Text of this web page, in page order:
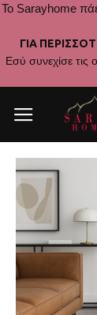
Το Sarayhome
ΓΙΑ
Εσύ συνεχίσε τις